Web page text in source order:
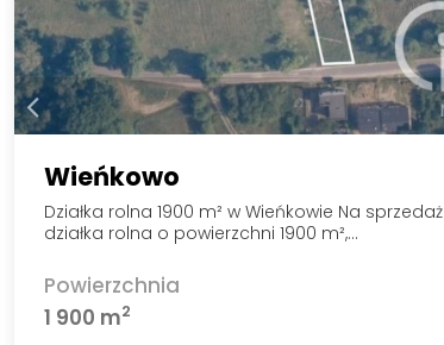
Wieńkowo
Działka rolna 1900 m² w Wieńkowie Na sprzedaż
działka rolna o powierzchni 1900 m²,…
Powierzchnia
1 900 m2